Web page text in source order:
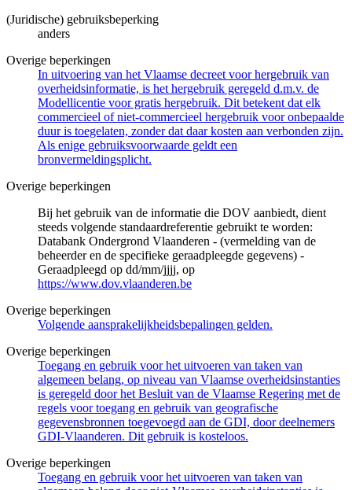
(Juridische) gebruiksbeperking
anders
Overige beperkingen
In uitvoering van het Vlaamse decreet voor hergebruik van
overheidsinformatie, is het hergebruik geregeld d.m.v. de
Modellicentie voor gratis hergebruik. Dit betekent dat elk
commercieel of niet-commercieel hergebruik voor onbepaalde
duur is toegelaten, zonder dat daar kosten aan verbonden zijn.
Als enige gebruiksvoorwaarde geldt een
bronvermeldingsplicht.
Overige beperkingen
Bij het gebruik van de informatie die DOV aanbiedt, dient
steeds volgende standaardreferentie gebruikt te worden:
Databank Ondergrond Vlaanderen - (vermelding van de
beheerder en de specifieke geraadpleegde gegevens) -
Geraadpleegd op dd/mm/jjjj, op
https://www.dov.vlaanderen.be
Overige beperkingen
Volgende aansprakelijkheidsbepalingen gelden.
Overige beperkingen
Toegang en gebruik voor het uitvoeren van taken van
algemeen belang, op niveau van Vlaamse overheidsinstanties
is geregeld door het Besluit van de Vlaamse Regering met de
regels voor toegang en gebruik van geografische
gegevensbronnen toegevoegd aan de GDI, door deelnemers
GDI-Vlaanderen. Dit gebruik is kosteloos.
Overige beperkingen
Toegang en gebruik voor het uitvoeren van taken van